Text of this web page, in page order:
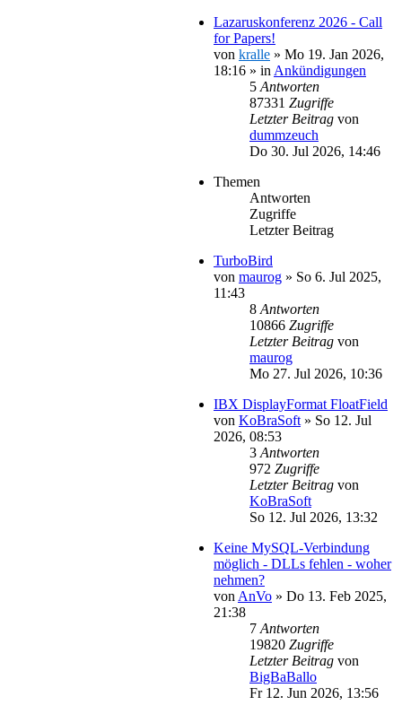
Lazaruskonferenz 2026 - Call
for Papers!
von kralle » Mo 19. Jan 2026,
18:16 » in Ankündigungen
5 Antworten
87331 Zugriffe
Letzter Beitrag von
dummzeuch
Do 30. Jul 2026, 14:46
Themen
Antworten
Zugriffe
Letzter Beitrag
TurboBird
von maurog » So 6. Jul 2025,
11:43
8 Antworten
10866 Zugriffe
Letzter Beitrag von
maurog
Mo 27. Jul 2026, 10:36
IBX DisplayFormat FloatField
von KoBraSoft » So 12. Jul
2026, 08:53
3 Antworten
972 Zugriffe
Letzter Beitrag von
KoBraSoft
So 12. Jul 2026, 13:32
Keine MySQL-Verbindung
möglich - DLLs fehlen - woher
nehmen?
von AnVo » Do 13. Feb 2025,
21:38
7 Antworten
19820 Zugriffe
Letzter Beitrag von
BigBaBallo
Fr 12. Jun 2026, 13:56